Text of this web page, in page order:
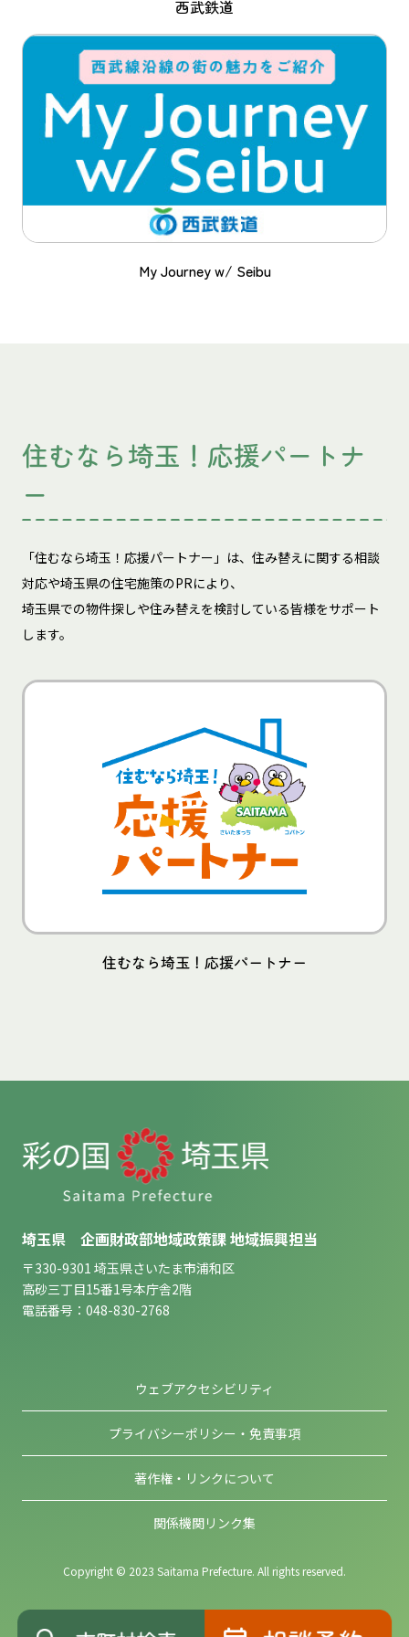
西武鉄道
My Journey w/ Seibu
住むなら埼玉！応援パートナ
ー
「住むなら埼玉！応援パートナー」は、住み替えに関する相談
対応や埼玉県の住宅施策のPRにより、
埼玉県での物件探しや住み替えを検討している皆様をサポート
します。
住むなら埼玉！応援パートナー
埼玉県 企画財政部地域政策課 地域振興担当
〒330-9301 埼玉県さいたま市浦和区
高砂三丁目15番1号本庁舎2階
電話番号：048-830-2768
ウェブアクセシビリティ
プライバシーポリシー・免責事項
著作権・リンクについて
関係機関リンク集
Copyright © 2023 Saitama Prefecture. All rights reserved.